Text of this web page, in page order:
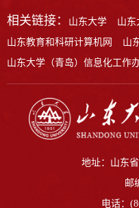
相关链接： 山东大学 山东
山东教育和科研计算机网
山
山东大学（青岛）信息化工作
地址：山东
邮
电话：